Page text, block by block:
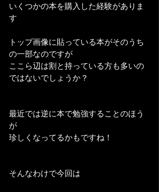
いくつかの本を購入した経験がありま
す
トップ画像に貼っている本がそのうち
の一部なのですが
ここら辺は割と持っている方も多いの
ではないでしょうか？
最近では逆に本で勉強することのほう
が
珍しくなってるかもですね！
そんなわけで今回は